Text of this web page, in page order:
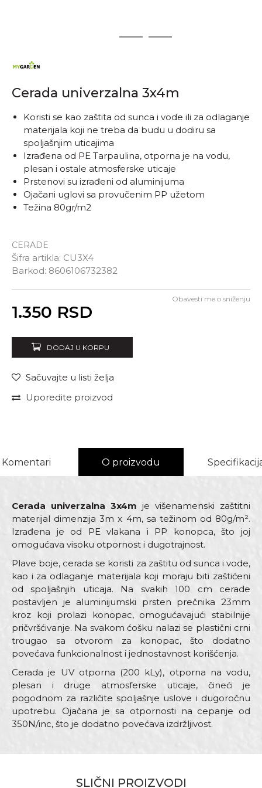
2 3
Cerada univerzalna 3x4m
CERADE
Šifra artikla: CU3X4
Barkod: 8606106732382
Koristi se kao zaštita od sunca i vode ili za odlaganje
materijala koji ne treba da budu u dodiru sa
spoljašnjim uticajima
Izrađena od PE Tarpaulina, otporna je na vodu,
plesan i ostale atmosferske uticaje
Prstenovi su izrađeni od aluminijuma
Ojačani uglovi sa provučenim PP užetom
Težina 80gr/m2
1.350 RSD
Obavesti me o sniženju
DODAJ U KORPU
Sačuvajte u listi želja
Uporedite proizvod
Komentari O proizvodu
Cerada univerzalna 3x4m je višenamenski zaštitni
materijal dimenzija 3m x 4m, sa težinom od 80g/m².
Izrađena je od PE vlakana i PP konopca, što joj
omogućava visoku otpornost i dugotrajnost.
Plave boje, cerada se koristi za zaštitu od sunca i vode,
kao i za odlaganje materijala koji moraju biti zaštićeni
od spoljašnjih uticaja. Na svakih 100 cm cerade
postavljen je aluminijumski prsten prečnika 23mm
kroz koji prolazi konopac, omogućavajući stabilnije
pričvršćivanje. Na svakom ćošku nalazi se plastični crni
trougao sa otvorom za konopac, što dodatno
povećava funkcionalnost i jednostavnost korišćenja.
Cerada je UV otporna (200 kLy), otporna na vodu,
plesan i druge atmosferske uticaje, čineći je
pogodnom za različite spoljašnje uslove i dugoročnu
upotrebu. Ojačana je sa otpornosti na cepanje od
350N/inc, što je dodatno povećava izdržljivost.
Plava
SLIČNI PROIZVODI